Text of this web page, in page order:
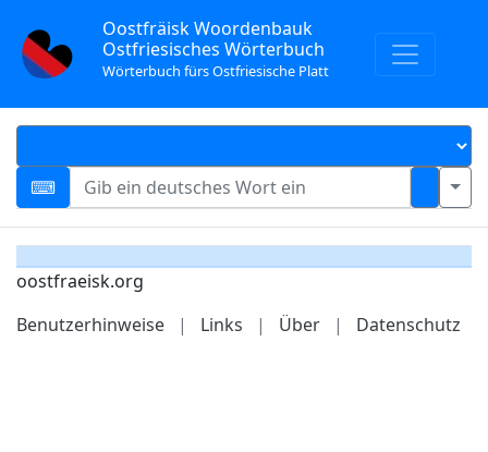
Oostfräisk Woordenbauk
Ostfriesisches Wörterbuch
Wörterbuch fürs Ostfriesische Platt
oostfraeisk.org
Benutzerhinweise
| Links | Über | Datenschutz